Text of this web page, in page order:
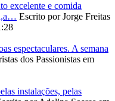
excelente e comida
Escrito por Jorge Freitas
espectaculares. A semana
dos Passionistas em
instalações, pelas